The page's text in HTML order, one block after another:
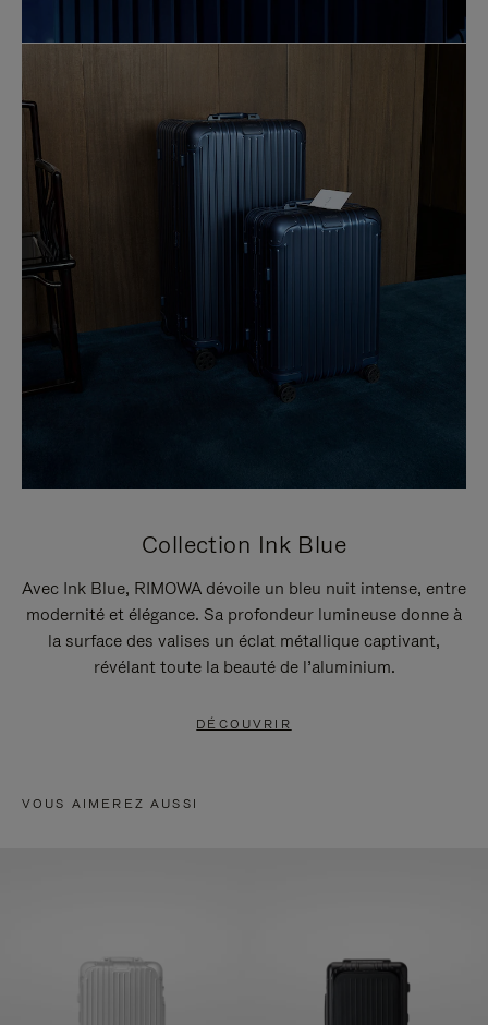
Collection Ink Blue
Avec Ink Blue, RIMOWA dévoile un bleu nuit intense, entre
modernité et élégance. Sa profondeur lumineuse donne à
la surface des valises un éclat métallique captivant,
révélant toute la beauté de l’aluminium.
DÉCOUVRIR
VOUS AIMEREZ AUSSI